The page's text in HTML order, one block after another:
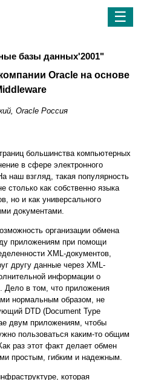
☰
базы данных'2001"
Oracle на основе
Oracle Россия
большинства компьютерных
в сфере электронного
наш взгляд, такая популярность
столько как собственно языка
но и как универсального
документами.
организации обмена
приложениям при помощи
XML-документов,
другу данные через XML-
информации о
Дело в том, что приложения
нормальным образом, не
DTD (Document Type
двум приложениям, чтобы
пользоваться каким-то общим
раз этот факт делает обмен
простым, гибким и надежным.
которая